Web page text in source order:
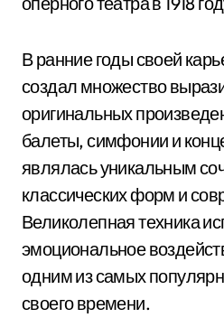
В ранние годы своей
создал множество
оригинальных
балеты, симфонии и
являлась уникальным
классических форм и
Великолепная техника
эмоциональное
одним из самых
своего времени.